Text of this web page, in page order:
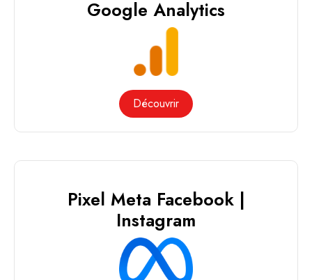
Google Analytics
Découvrir
Pixel Meta Facebook |
Instagram